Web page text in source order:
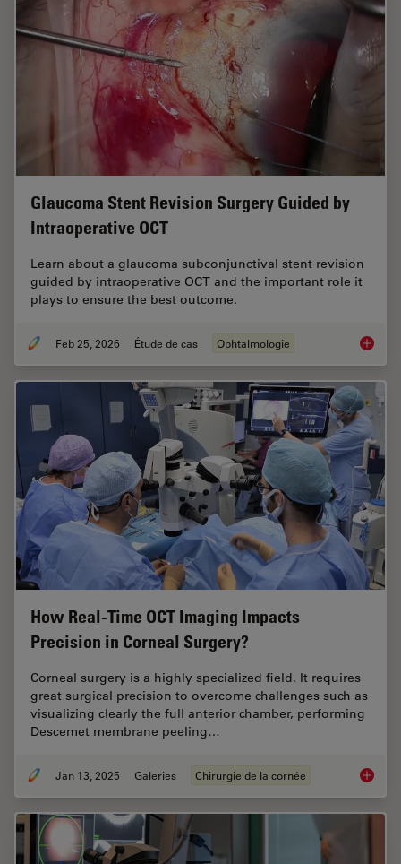
Glaucoma Stent Revision Surgery Guided by
Intraoperative OCT
Learn about a glaucoma subconjunctival stent revision
guided by intraoperative OCT and the important role it
plays to ensure the best outcome.
Feb 25, 2026 Étude de cas Ophtalmologie
How Real-Time OCT Imaging Impacts
Precision in Corneal Surgery?
Corneal surgery is a highly specialized field. It requires
great surgical precision to overcome challenges such as
visualizing clearly the full anterior chamber, performing
Descemet membrane peeling…
Jan 13, 2025 Galeries Chirurgie de la cornée How